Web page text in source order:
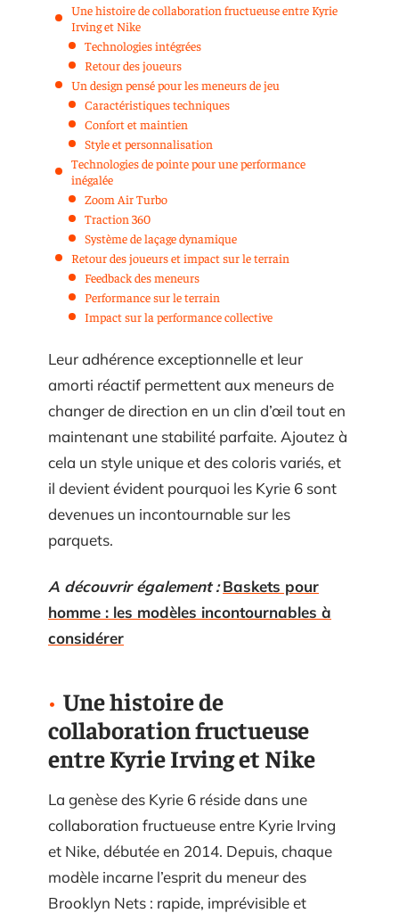
Une histoire de collaboration fructueuse entre Kyrie
Irving et Nike
Technologies intégrées
Retour des joueurs
Un design pensé pour les meneurs de jeu
Caractéristiques techniques
Confort et maintien
Style et personnalisation
Technologies de pointe pour une performance
inégalée
Zoom Air Turbo
Traction 360
Système de laçage dynamique
Retour des joueurs et impact sur le terrain
Feedback des meneurs
Performance sur le terrain
Impact sur la performance collective
Leur adhérence exceptionnelle et leur
amorti réactif permettent aux meneurs de
changer de direction en un clin d’œil tout en
maintenant une stabilité parfaite. Ajoutez à
cela un style unique et des coloris variés, et
il devient évident pourquoi les Kyrie 6 sont
devenues un incontournable sur les
parquets.
A découvrir également : Baskets pour
homme : les modèles incontournables à
considérer
Une histoire de
collaboration fructueuse
entre Kyrie Irving et Nike
La genèse des Kyrie 6 réside dans une
collaboration fructueuse entre Kyrie Irving
et Nike, débutée en 2014. Depuis, chaque
modèle incarne l’esprit du meneur des
Brooklyn Nets : rapide, imprévisible et